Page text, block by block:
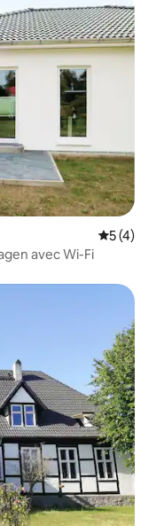
5 (4)
avec Wi-Fi